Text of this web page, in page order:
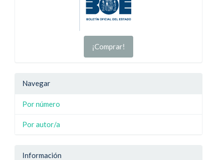
¡Comprar!
Navegar
Por número
Por autor/a
Información